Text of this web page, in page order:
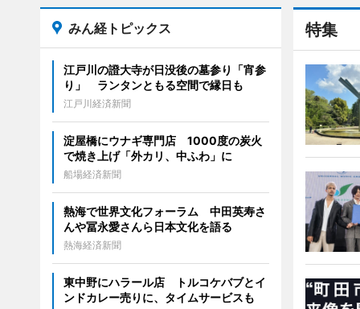
特集
みん経トピックス
江戸川の證大寺が日没後の墓参り「宵参
り」 ランタンともる空間で縁日も
江戸川経済新聞
淀屋橋にウナギ専門店 1000度の炭火
で焼き上げ「外カリ、中ふわ」に
船場経済新聞
熱海で世界文化フォーラム 中田英寿さ
んや冨永愛さんら日本文化を語る
熱海経済新聞
東中野にハラール店 トルコケバブとイ
ンドカレー売りに、タイムサービスも